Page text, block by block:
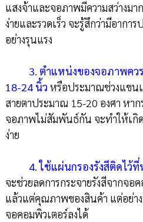
แสงจ้าและจอภาพมีความสว่างมา
ง่ายและรวดเร็ว จะรู้สึกว่ามีอากา
อย่างรุนแรง
3. ตำแหน่งของจอภาพควร
18-24 นิ้ว หรือประมาณช่วงแขน
สายตาประมาณ 15-20 องศา หาก
จอภาพไม่สัมพันธ์กัน จะทำให้เกิ
ง่าย
4. ใช้แผ่นกรองรังสีติดไว้ที่
จะช่วยลดการกระจายรังสีจากจอ
แล้วแต่คุณภาพของสินค้า แต่อย่า
จอคอมพิวเตอร์ลงได้